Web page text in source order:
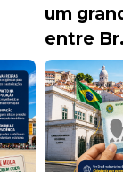
um
entre